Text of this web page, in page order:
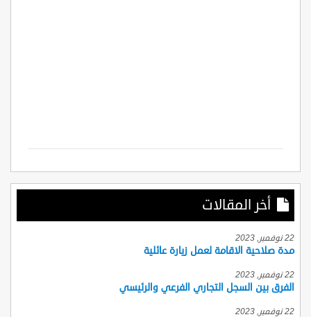
أخر المقالات
22 نوفمبر, 2023
مدة صلاحية الاقامة لعمل زيارة عائلية
22 نوفمبر, 2023
الفرق بين السجل التجاري الفرعي والرئيسي
22 نوفمبر, 2023